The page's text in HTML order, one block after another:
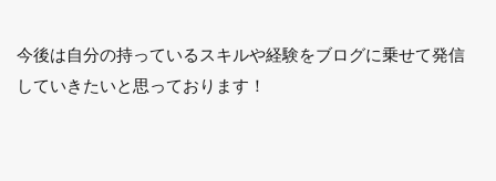
今後は自分の持っているスキルや経験をブログに乗せて発信
していきたいと思っております！